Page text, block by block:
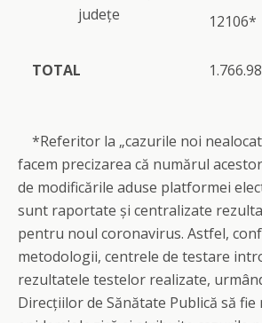
județe
12106*
TOTAL
*Referitor la „cazurile noi
facem precizarea că numărul
de modificările aduse platformei
sunt raportate și centralizate
pentru noul coronavirus. Astfel,
metodologii, centrele de testare
rezultatele testelor realizate,
Direcțiilor de Sănătate Publică să